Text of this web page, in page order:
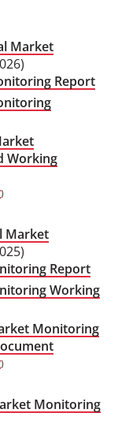
Market
Report
Working
)
Market
Report
Working
Monitoring
)
Monitoring